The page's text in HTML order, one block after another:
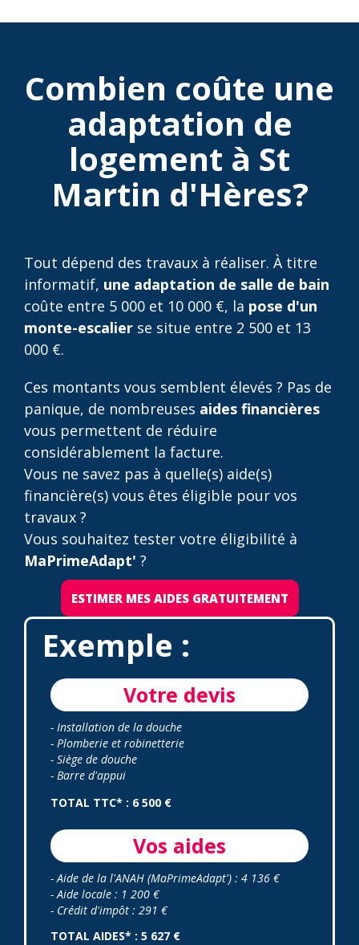
Combien coûte une
adaptation de
logement à St
Martin d'Hères?
Tout dépend des travaux à réaliser. À titre
informatif, une adaptation de salle de bain
coûte entre 5 000 et 10 000 €, la pose d'un
monte-escalier se situe entre 2 500 et 13
000 €.
Ces montants vous semblent élevés ? Pas de
panique, de nombreuses aides financières
vous permettent de réduire
considérablement la facture.
Vous ne savez pas à quelle(s) aide(s)
financière(s) vous êtes éligible pour vos
travaux ?
Vous souhaitez tester votre éligibilité à
MaPrimeAdapt' ?
ESTIMER MES AIDES GRATUITEMENT
Exemple :
Votre devis
- Installation de la douche
- Plomberie et robinetterie
- Siège de douche
- Barre d'appui
TOTAL TTC* : 6 500 €
Vos aides
- Aide de la l'ANAH (MaPrimeAdapt') : 4 136 €
- Aide locale : 1 200 €
- Crédit d'impôt : 291 €
TOTAL AIDES* : 5 627 €